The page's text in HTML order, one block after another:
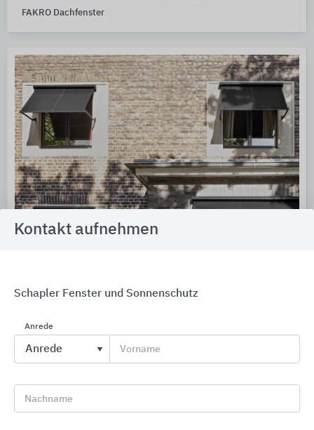
FAKRO Dachfenster
WAREMA Fenster-Markisen
Kontakt aufnehmen
Schapler Fenster und Sonnenschutz
Anrede
Vorname
Nachname